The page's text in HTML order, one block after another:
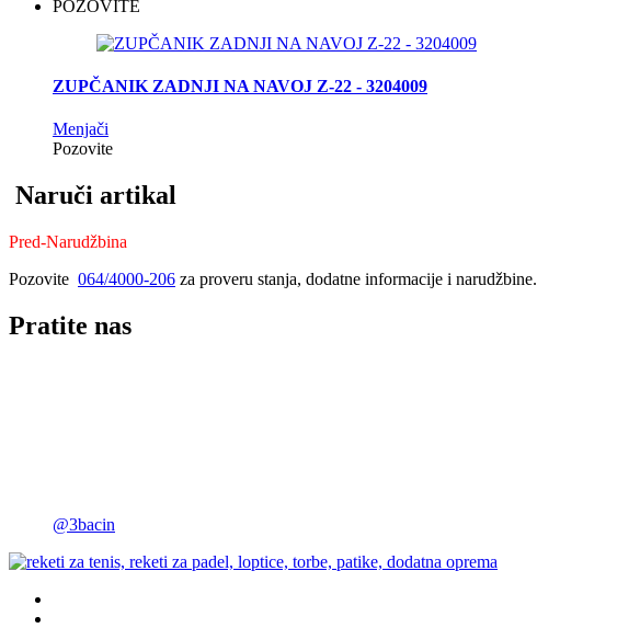
POZOVITE
ZUPČANIK ZADNJI NA NAVOJ Z-22 - 3204009
Menjači
Pozovite
Naruči artikal
Pred-Narudžbina
Pozovite 064/4000-206 za proveru stanja, dodatne informacije i narudžbine.
Pratite nas
@3bacin